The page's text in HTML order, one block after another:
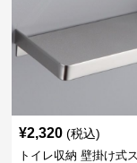
¥2,320 (税込)
トイレ収納 壁掛け式